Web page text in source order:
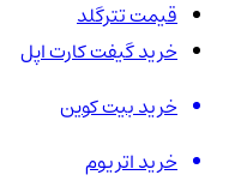
قیمت تترگلد
خرید گیفت کارت اپل
خرید بیت کوین
خرید اتریوم